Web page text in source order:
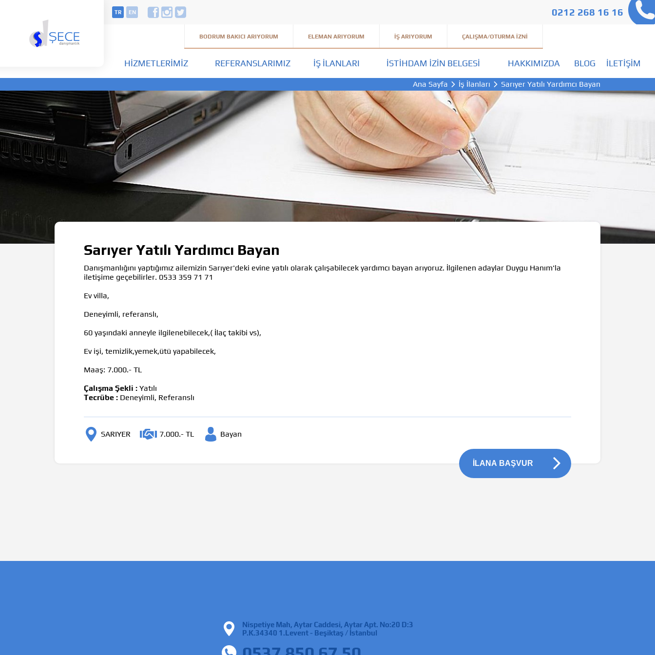
TR EN
BODRUM BAKICI ARIYORUM ELEMAN ARIYORUM İŞ ARIYORUM ÇALIŞMA/OTURMA İZNI
0212 268 16 16
HIZMETLERIMIZ REFERANSLARIMIZ İŞ İLANLARI İSTIHDAM İZIN BELGESI HAKKIMIZDA BLOG İLETIŞIM
Ana Sayfa İş İlanları Sarıyer Yatılı Yardımcı Bayan
Sarıyer Yatılı Yardımcı Bayan
Danışmanlığını yaptığımız ailemizin Sarıyer'deki evine yatılı olarak çalışabilecek yardımcı bayan arıyoruz. İlgilenen adaylar Duygu Hanım'la
iletişime geçebilirler. 0533 359 71 71
Ev villa,
Deneyimli, referanslı,
60 yaşındaki anneyle ilgilenebilecek,( İlaç takibi vs),
Ev işi, temizlik,yemek,ütü yapabilecek,
Maaş: 7.000.- TL
Çalışma Şekli : Yatılı
Tecrübe : Deneyimli, Referanslı
SARIYER 7.000.- TL Bayan
İLANA BAŞVUR
Nispetiye Mah, Aytar Caddesi, Aytar Apt. No:20 D:3
P.K.34340 1.Levent - Beşiktaş / İstanbul